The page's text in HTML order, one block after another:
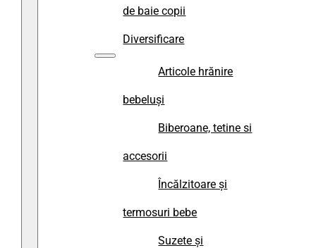
de baie copii
Diversificare
Articole hrănire
bebeluși
Biberoane, tetine si
accesorii
Încălzitoare și
termosuri bebe
Suzete și